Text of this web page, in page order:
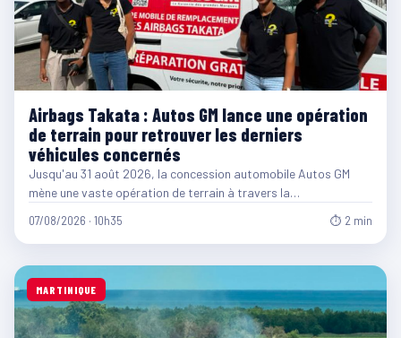
Airbags Takata : Autos GM lance une opération
de terrain pour retrouver les derniers
véhicules concernés
Jusqu'au 31 août 2026, la concession automobile Autos GM
mène une vaste opération de terrain à travers la…
07/08/2026 · 10h35 ⏱ 2 min
MARTINIQUE